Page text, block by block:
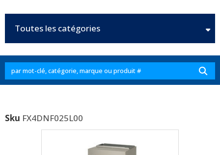
Toutes les catégories
Sku FX4DNF025L00